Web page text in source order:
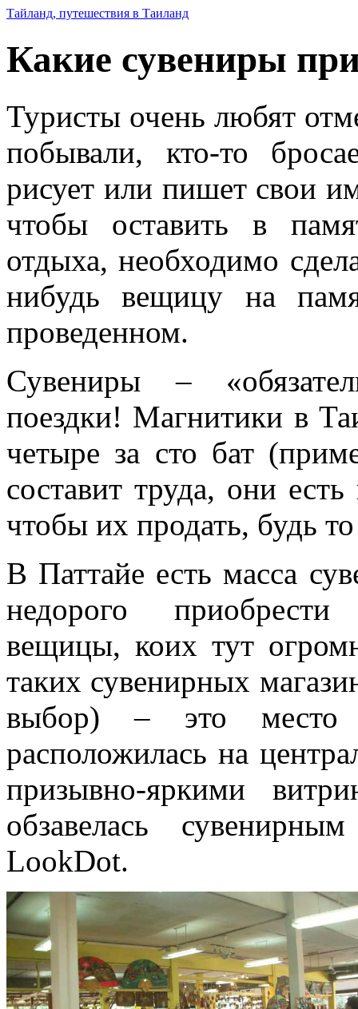
Тайланд, путешествия в Таиланд
Какие сувениры
Туристы очень любят
побывали, кто-то
рисует или пишет свои
чтобы оставить в
отдыха, необходимо
нибудь вещицу на
проведенном.
Сувениры –
поездки! Магнитики в
четыре за сто бат
составит труда, они
чтобы их продать, будь
В Паттайе есть масса
недорого приобрести
вещицы, коих тут
таких сувенирных
выбор) – это место
расположилась на
призывно-яркими
обзавелась
LookDot.